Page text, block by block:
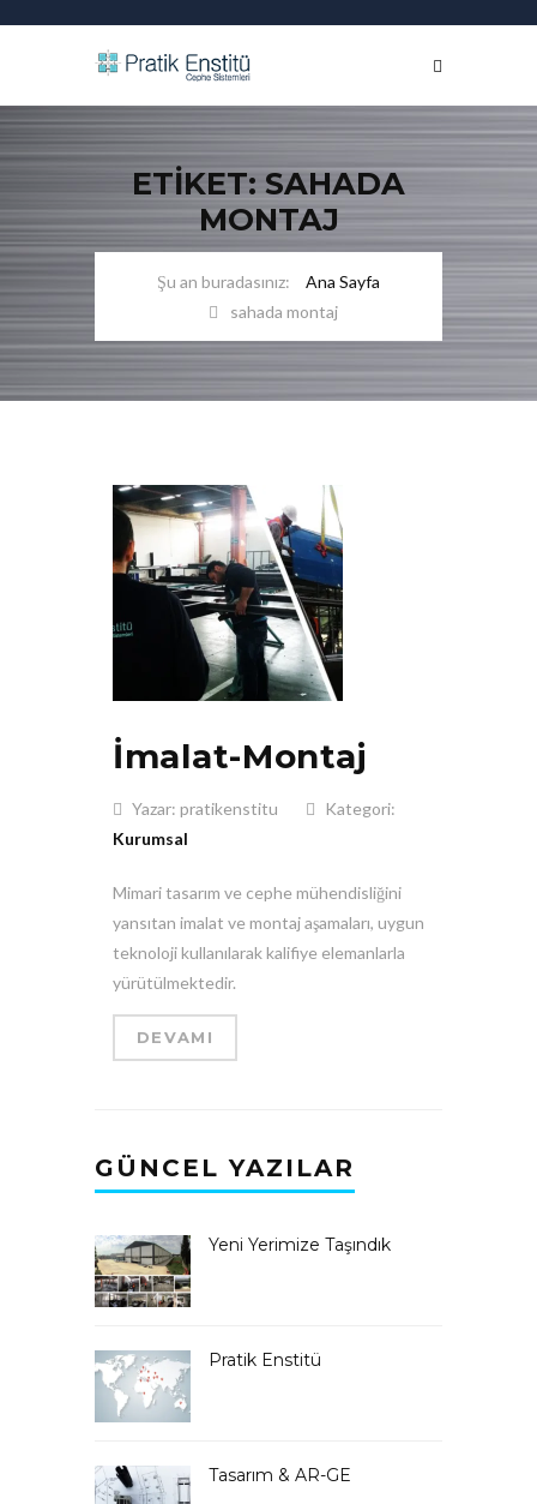
ETIKET: SAHADA
MONTAJ
Ana Sayfa
sahada montaj
İmalat-Montaj
Yazar: pratikenstitu
Kategori:
Kurumsal
Mimari tasarım ve cephe mühendisliğini
yansıtan imalat ve montaj aşamaları, uygun
teknoloji kullanılarak kalifiye elemanlarla
yürütülmektedir.
DEVAMI
GÜNCEL YAZILAR
Yeni Yerimize Taşındık
Pratik Enstitü
Tasarım & AR-GE